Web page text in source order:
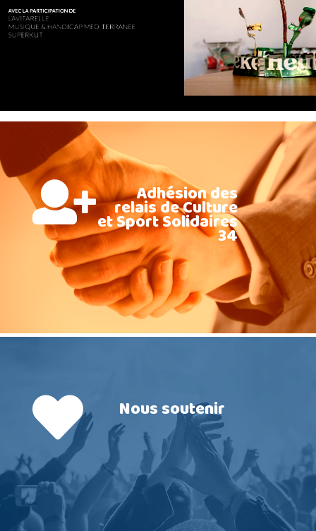
Adhésion des
relais de Culture
et Sport Solidaires
34
Nous soutenir